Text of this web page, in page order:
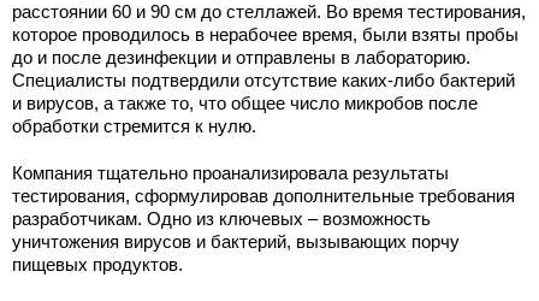
расстоянии 60 и 90 см до стеллажей. Во время тестирования,
которое проводилось в нерабочее время, были взяты пробы
до и после дезинфекции и отправлены в лабораторию.
Специалисты подтвердили отсутствие каких-либо бактерий
и вирусов, а также то, что общее число микробов после
обработки стремится к нулю.
Компания тщательно проанализировала результаты
тестирования, сформулировав дополнительные требования
разработчикам. Одно из ключевых – возможность
уничтожения вирусов и бактерий, вызывающих порчу
пищевых продуктов.